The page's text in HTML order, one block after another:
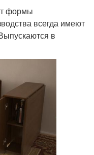
формы
всегда имеют
в